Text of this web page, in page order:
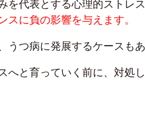
を代表とする心理的ストレス
スに負の影響を与えます。
うつ病に発展するケースもあ
へと育っていく前に、対処